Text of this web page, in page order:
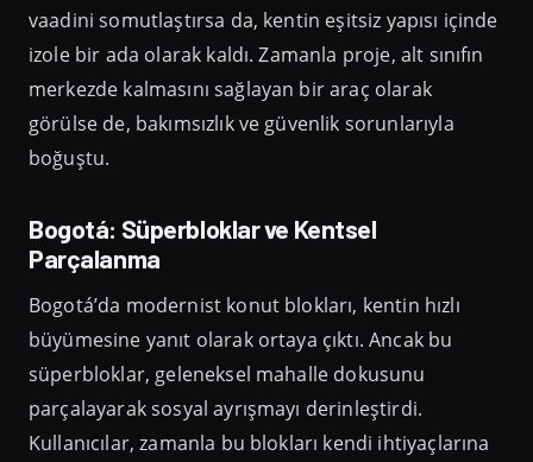
vaadini somutlaştırsa da, kentin eşitsiz yapısı içinde
izole bir ada olarak kaldı. Zamanla proje, alt sınıfın
merkezde kalmasını sağlayan bir araç olarak
görülse de, bakımsızlık ve güvenlik sorunlarıyla
boğuştu.
Bogotá: Süperbloklar ve Kentsel
Parçalanma
Bogotá’da modernist konut blokları, kentin hızlı
büyümesine yanıt olarak ortaya çıktı. Ancak bu
süperbloklar, geleneksel mahalle dokusunu
parçalayarak sosyal ayrışmayı derinleştirdi.
Kullanıcılar, zamanla bu blokları kendi ihtiyaçlarına